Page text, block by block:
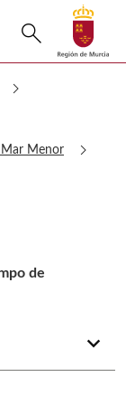
a Buscar
search
chevron_right
Mar Menor chevron_right
de
arrow_forward_ios